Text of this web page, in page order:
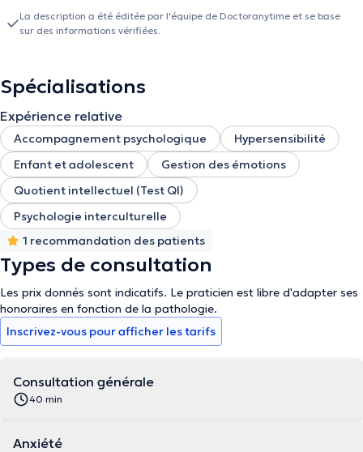
La description a été éditée par l'équipe de Doctoranytime et se base
sur des informations vérifiées.
Spécialisations
Expérience relative
Accompagnement psychologique
Hypersensibilité
Enfant et adolescent
Gestion des émotions
Quotient intellectuel (Test QI)
Psychologie interculturelle
1 recommandation des patients
Types de consultation
Les prix donnés sont indicatifs. Le praticien est libre d'adapter ses
honoraires en fonction de la pathologie.
Inscrivez-vous pour afficher les tarifs
Consultation générale
40 min
Anxiété